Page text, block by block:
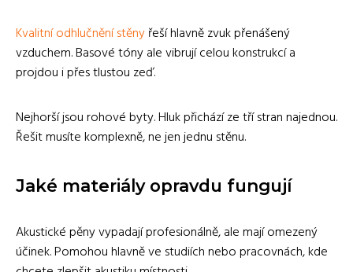
Kvalitní odhlučnění stěnyřeší hlavně zvuk přenášený
vzduchem. Basové tóny ale vibrují celou konstrukcí a
projdou i přes tlustou zeď.
Nejhorší jsou rohové byty. Hluk přichází ze tří stran najednou.
Řešit musíte komplexně, ne jen jednu stěnu.
Jaké materiály opravdu fungují
Akustické pěny vypadají profesionálně, ale mají omezený
účinek. Pomohou hlavně ve studiích nebo pracovnách, kde